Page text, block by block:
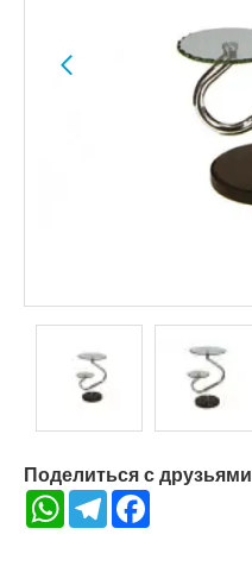
Поделиться с друзьями
WhatsAppTelegram